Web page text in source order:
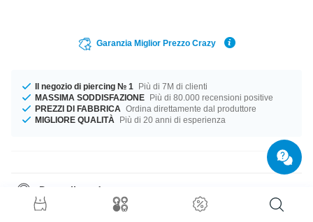
Garanzia Miglior Prezzo Crazy
Il negozio di piercing № 1
Più di 7M di clienti
MASSIMA SODDISFAZIONE Più di 80.000 recensioni positive
PREZZI DI FABBRICA Ordina direttamente dal produttore
MIGLIORE QUALITÀ
Più di 20 anni di esperienza
Dettagli prodotto
Disponibile in calibro 1.6 mm Non importa la misura, abbiamo quello che